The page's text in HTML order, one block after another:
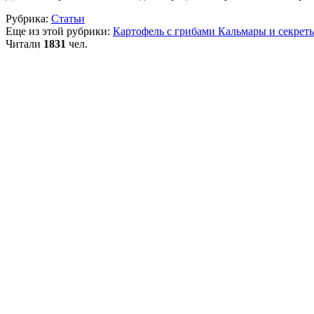
Рубрика: Статьи
Еще из этой рубрики: Картофель с грибами Кальмары и
Читали 1831 чел.